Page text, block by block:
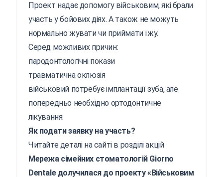
Проект надає допомогу військовим, які брали
участь у бойових діях. А також не можуть
нормально жувати чи приймати їжу.
Серед можливих причин:
пародонтологічні покази
травматична оклюзія
військовий потребує імплантації зуба, але
попередньо необхідно ортодонтичне
лікування.
Як подати заявку на участь?
Читайте деталі на сайті в розділі акцій
Мережа сімейних стоматологій Giorno
Dentale долучилася до проекту «Військовим